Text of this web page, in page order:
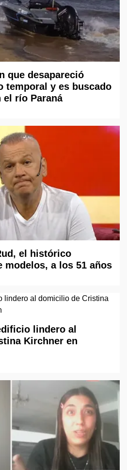
que desapareció
temporal y es buscado
el río Paraná
el histórico
modelos, a los 51 años
lindero al
Kirchner en